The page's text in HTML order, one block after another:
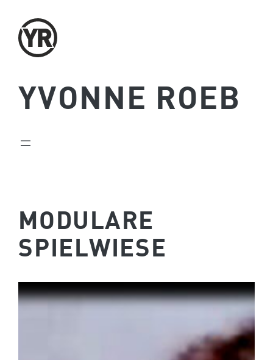
Inhalt
springen
YVONNE ROEB
MODULARE
SPIELWIESE